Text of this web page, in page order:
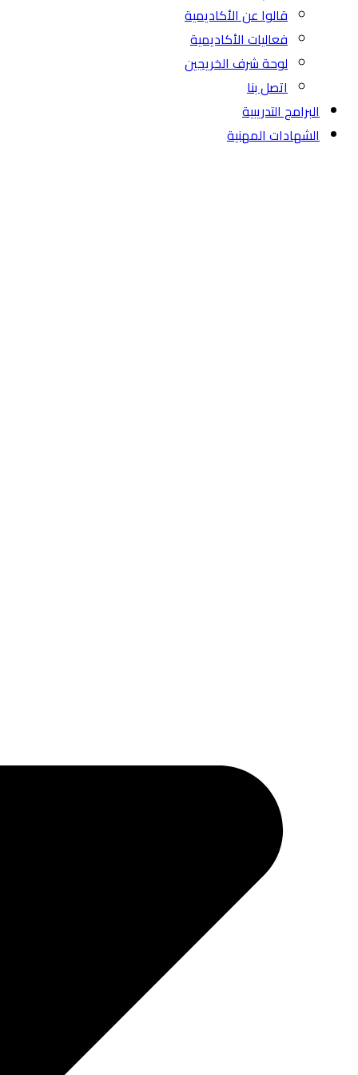
قالوا عن الأكاديمية
فعاليات الأكاديمية
لوحة شرف الخريجين
اتصل بنا
البرامج التدريبية
الشهادات المهنية